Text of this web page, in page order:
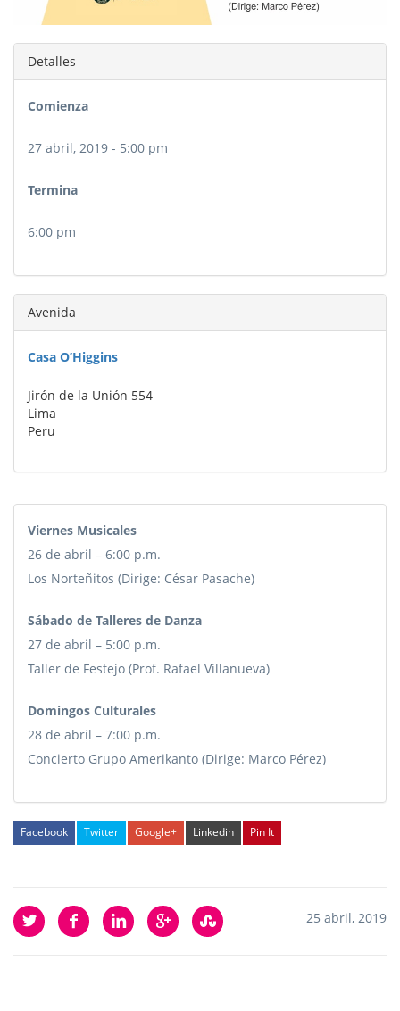
Detalles
Comienza
27 abril, 2019 - 5:00 pm
Termina
6:00 pm
Avenida
Casa O’Higgins
Jirón de la Unión 554
Lima
Peru
Viernes Musicales
26 de abril – 6:00 p.m.
Los Norteñitos (Dirige: César Pasache)
Sábado de Talleres de Danza
27 de abril – 5:00 p.m.
Taller de Festejo (Prof. Rafael Villanueva)
Domingos Culturales
28 de abril – 7:00 p.m.
Concierto Grupo Amerikanto (Dirige: Marco Pérez)
Facebook Twitter Google+ Linkedin Pin It
25 abril, 2019